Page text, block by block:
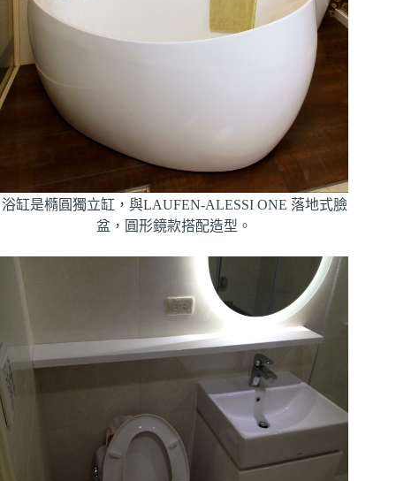
浴缸是橢圓獨立缸，與LAUFEN-ALESSI ONE 落地式臉
盆，圓形鏡款搭配造型。